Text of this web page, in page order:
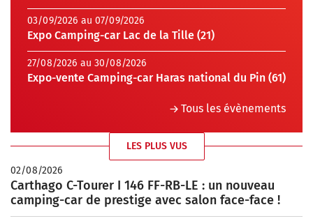
03/09/2026 au 07/09/2026
Expo Camping-car Lac de la Tille (21)
27/08/2026 au 30/08/2026
Expo-vente Camping-car Haras national du Pin (61)
Tous les évènements
LES PLUS VUS
02/08/2026
Carthago C-Tourer I 146 FF-RB-LE : un nouveau
camping-car de prestige avec salon face-face !